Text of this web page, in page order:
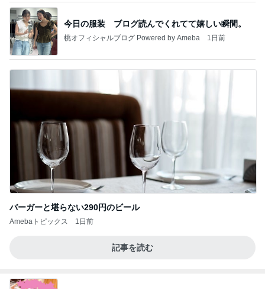
今日の服装 ブログ読んでくれてて嬉しい瞬間。
桃オフィシャルブログ Powered by Ameba 1日前
バーガーと堪らない290円のビール
Amebaトピックス 1日前
記事を読む